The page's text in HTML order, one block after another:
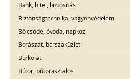
Bank, hitel, biztosítás
Biztonságtechnika, vagyonvédelem
Bölcsöde, óvoda, napközi
Borászat, borszaküzlet
Burkolat
Bútor, bútorasztalos